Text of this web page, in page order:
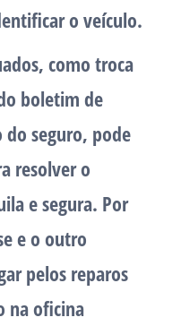
o veículo.
como troca
boletim de
seguro, pode
resolver o
e segura. Por
e o outro
pelos reparos
na oficina